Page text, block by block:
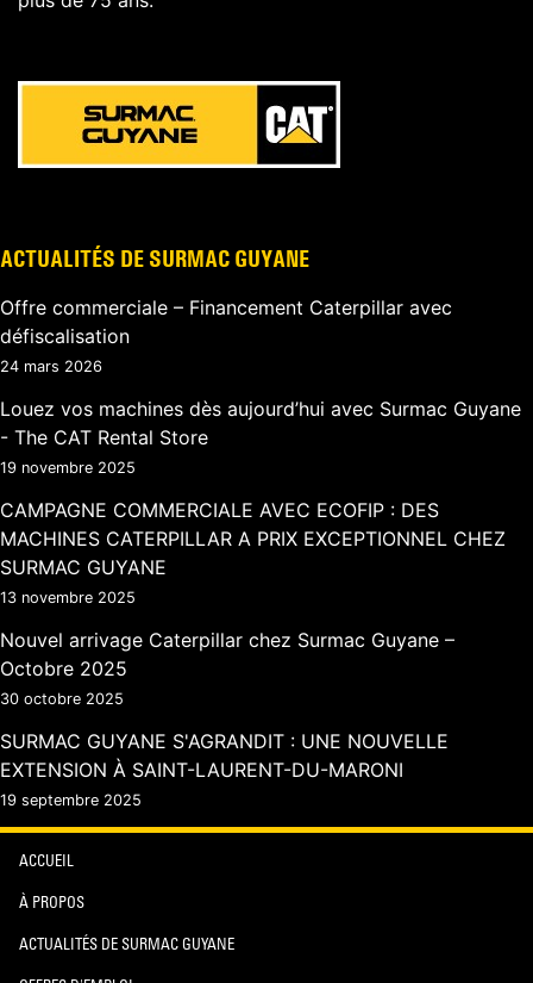
ACTUALITÉS DE SURMAC GUYANE
Offre commerciale – Financement Caterpillar avec
défiscalisation
24 mars 2026
Louez vos machines dès aujourd’hui avec Surmac Guyane
- The CAT Rental Store
19 novembre 2025
CAMPAGNE COMMERCIALE AVEC ECOFIP : DES
MACHINES CATERPILLAR A PRIX EXCEPTIONNEL CHEZ
SURMAC GUYANE
13 novembre 2025
Nouvel arrivage Caterpillar chez Surmac Guyane –
Octobre 2025
30 octobre 2025
SURMAC GUYANE S'AGRANDIT : UNE NOUVELLE
EXTENSION À SAINT-LAURENT-DU-MARONI
19 septembre 2025
ACCUEIL
À PROPOS
ACTUALITÉS DE SURMAC GUYANE